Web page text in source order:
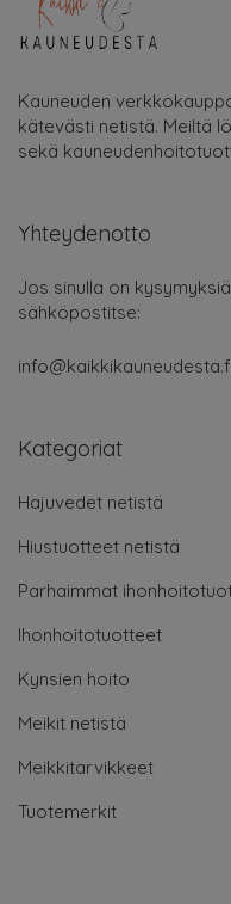
Kauneuden
kätevästi netistä. Meiltä
sekä
Yhteydenotto
Jos sinulla on
sähköpostitse:
Kategoriat
Hajuvedet netistä
Hiustuotteet netistä
Parhaimmat
Ihonhoitotuotteet
Kynsien hoito
Meikit netistä
Meikkitarvikkeet
Tuotemerkit